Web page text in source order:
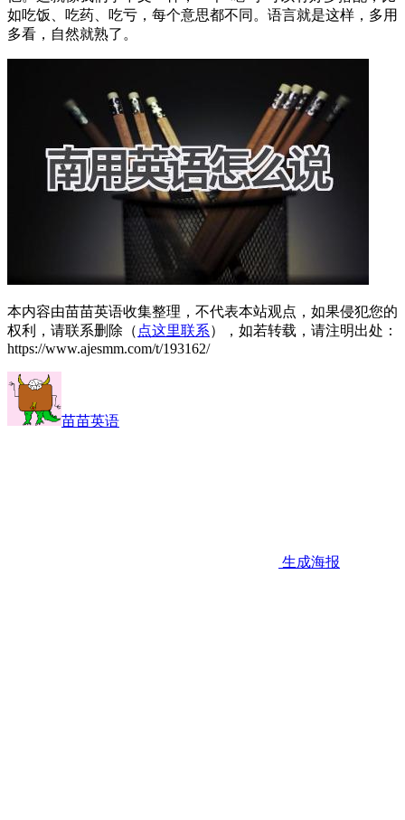
如吃饭、吃药、吃亏，每个意思都不同。语言就是这样，多用
多看，自然就熟了。
本内容由苗苗英语收集整理，不代表本站观点，如果侵犯您的
权利，请联系删除（ 点这里联系），如若转载，请注明出处：
https://www.ajesmm.com/t/193162/
苗苗英语
生成海报